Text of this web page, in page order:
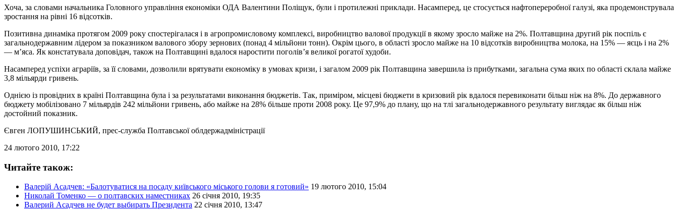
Хоча, за словами начальника Головного управління економіки ОДА Валентини Поліщук, були і протилежні приклади. Насамперед, це стосується нафтопереробної галузі, яка продемонструвала
зростання на рівні 16 відсотків.
Позитивна динаміка протягом 2009 року спостерігалася і в агропромисловому комплексі, виробництво валової продукції в якому зросло майже на 2%. Полтавщина другий рік поспіль є
загальнодержавним лідером за показником валового збору зернових (понад 4 мільйони тонн). Окрім цього, в області зросло майже на 10 відсотків виробництва молока, на 15% — яєць і на 2%
— м’яса. Як констатувала доповідач, також на Полтавщині вдалося наростити поголів’я великої рогатої худоби.
Насамперед успіхи аграріїв, за її словами, дозволили врятувати економіку в умовах кризи, і загалом 2009 рік Полтавщина завершила із прибутками, загальна сума яких по області склала майже
3,8 мільярди гривень.
Однією із провідних в країні Полтавщина була і за результатами виконання бюджетів. Так, приміром, місцеві бюджети в кризовий рік вдалося перевиконати більш ніж на 8%. До державного
бюджету мобілізовано 7 мільярдів 242 мільйони гривень, або майже на 28% більше проти 2008 року. Це 97,9% до плану, що на тлі загальнодержавного результату виглядає як більш ніж
достойний показник.
Євген ЛОПУШИНСЬКИЙ, прес-служба Полтавської облдержадміністрації
24 лютого 2010, 17:22
Читайте також:
Валерій Асадчев: «Балотуватися на посаду київського міського голови я готовий» 19 лютого 2010, 15:04
Николай Томенко — о полтавских наместниках 26 січня 2010, 19:35
Валерий Асадчев не будет выбирать Президента 22 січня 2010, 13:47